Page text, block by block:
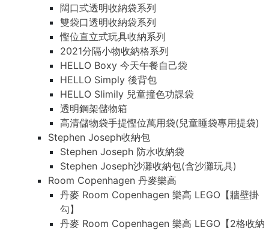
闊口式透明收納袋系列
雙袋口透明收納袋系列
慳位直立式玩具收納系列
2021分隔小物收納格系列
HELLO Boxy 今天午餐自己袋
HELLO Simply 後背包
HELLO Slimily 兒童撞色功課袋
透明鋼架儲物箱
高清儲物袋手提慳位萬用袋(兒童睡袋專用提袋)
Stephen Joseph收納包
Stephen Joseph 防水收納袋
Stephen Joseph沙灘收納包(含沙灘玩具)
Room Copenhagen 丹麥樂高
丹麥 Room Copenhagen 樂高 LEGO【牆壁掛
勾】
丹麥 Room Copenhagen 樂高 LEGO【2格收納